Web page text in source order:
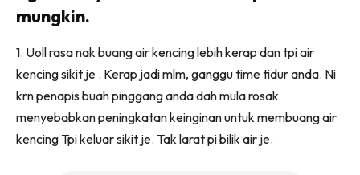
mungkin.
1. Uoll rasa nak buang air kencing lebih kerap dan tpi air
kencing sikit je . Kerap jadi mlm, ganggu time tidur anda. Ni
krn penapis buah pinggang anda dah mula rosak
menyebabkan peningkatan keinginan untuk membuang air
kencing Tpi keluar sikit je. Tak larat pi bilik air je.